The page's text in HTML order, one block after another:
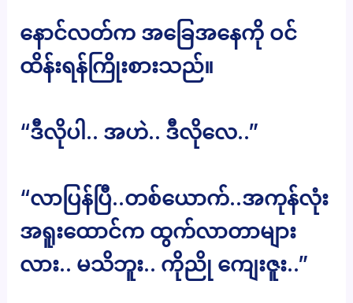
နောင်လတ်က အခြေအနေကို ဝင်
ထိန်းရန်ကြိုးစားသည်။
“ဒီလိုပါ.. အဟဲ.. ဒီလိုလေ..”
“လာပြန်ပြီ..တစ်ယောက်..အကုန်လုံး
အရူးထောင်က ထွက်လာတာများ
လား.. မသိဘူး.. ကိုညို ကျေးဇူး..”